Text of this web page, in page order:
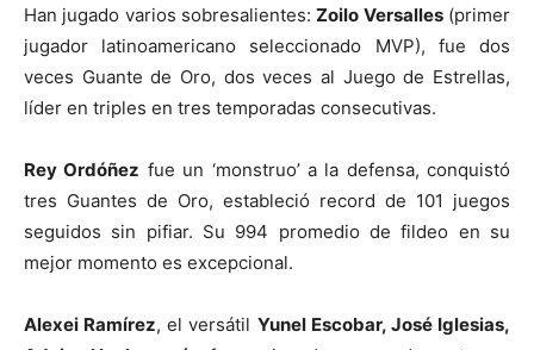
Han jugado varios sobresalientes:Zoilo Versalles(primer
jugador latinoamericano seleccionado MVP), fue dos
veces Guante de Oro, dos veces al Juego de Estrellas,
líder en triples en tres temporadas consecutivas.
Rey Ordóñez fue un ‘monstruo’ a la defensa, conquistó
tres Guantes de Oro, estableció record de 101 juegos
seguidos sin pifiar. Su 994 promedio de fildeo en su
mejor momento es excepcional.
Alexei Ramírez, el versátil Yunel Escobar, José Iglesias,